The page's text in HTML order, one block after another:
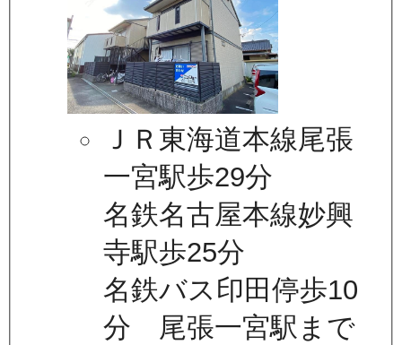
ＪＲ東海道本線尾張
一宮駅歩29分
名鉄名古屋本線妙興
寺駅歩25分
名鉄バス印田停歩10
分 尾張一宮駅まで